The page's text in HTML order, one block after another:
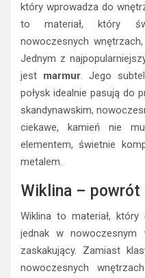
który wprowadza do
to materiał, który
nowoczesnych
Jednym z
jest marmur. Jego
połysk idealnie pasują do
skandynawskim,
ciekawe, kamień nie
elementem, świetnie
metalem.
Wiklina – powrót
Wiklina to materiał,
jednak w nowoczesnym
zaskakujący. Zamiast
nowoczesnych